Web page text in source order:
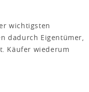
wichtigsten
dadurch Eigentümer,
Käufer wiederum